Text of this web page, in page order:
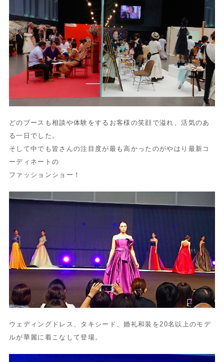
どのブースも相談や体験をするお客様の笑顔で溢れ、活気のあ
る一日でした。
そして中でも皆さんの注目度が最も高かったのがやはり最新コ
ーデ ィネートの
ファッションショー！
ウェディングドレス、タキシード、婚礼和装を20名以上のモデ
ルが華麗に着こなして登場。